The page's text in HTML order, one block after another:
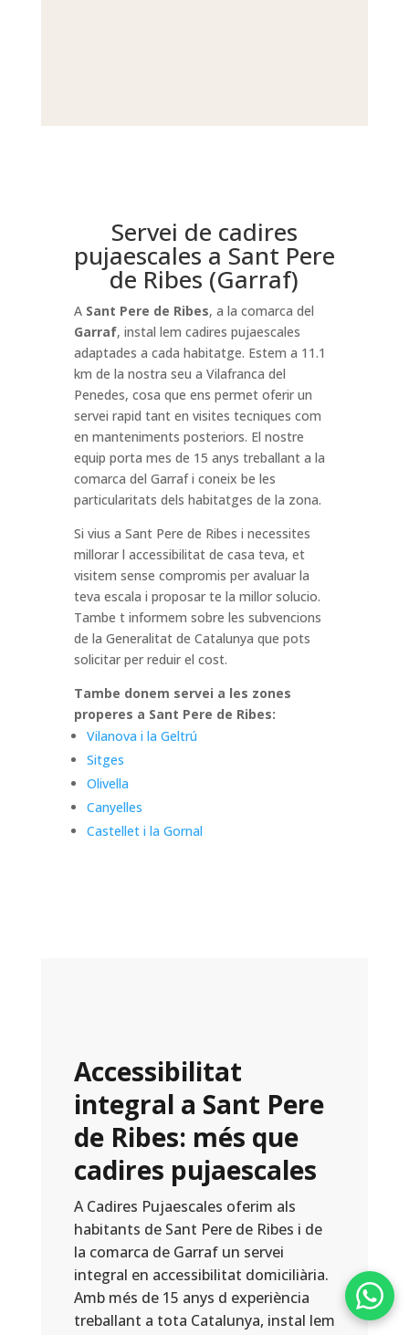
Servei de cadires
pujaescales a Sant Pere
de Ribes (Garraf)
A Sant Pere de Ribes, a la comarca del
Garraf, instal lem cadires pujaescales
adaptades a cada habitatge. Estem a 11.1
km de la nostra seu a Vilafranca del
Penedes, cosa que ens permet oferir un
servei rapid tant en visites tecniques com
en manteniments posteriors. El nostre
equip porta mes de 15 anys treballant a la
comarca del Garraf i coneix be les
particularitats dels habitatges de la zona.
Si vius a Sant Pere de Ribes i necessites
millorar l accessibilitat de casa teva, et
visitem sense compromis per avaluar la
teva escala i proposar te la millor solucio.
Tambe t informem sobre les subvencions
de la Generalitat de Catalunya que pots
solicitar per reduir el cost.
Tambe donem servei a les zones
properes a Sant Pere de Ribes:
Vilanova i la Geltrú
Sitges
Olivella
Canyelles
Castellet i la Gornal
Accessibilitat
integral a Sant Pere
de Ribes: més que
cadires pujaescales
A Cadires Pujaescales oferim als
habitants de Sant Pere de Ribes i de
la comarca de Garraf un servei
integral en accessibilitat domiciliària.
Amb més de 15 anys d experiència
treballant a tota Catalunya, instal lem